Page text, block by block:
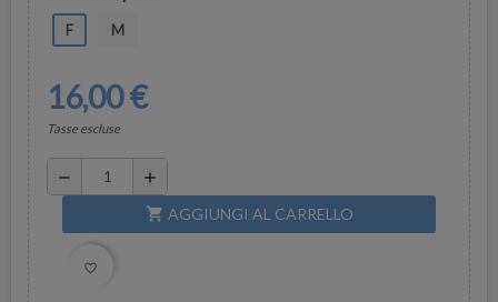
F
M
16,00 €
Tasse escluse
remove add
shopping_cart AGGIUNGI AL CARRELLO
favorite_border